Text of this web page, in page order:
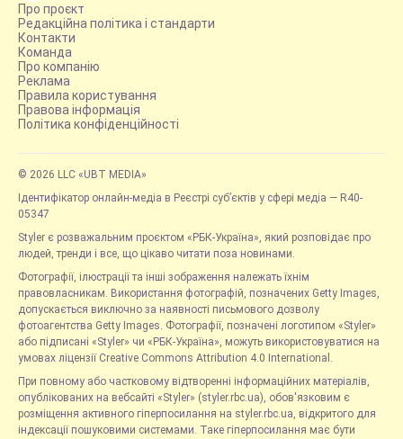
Про проєкт
Редакційна політика і стандарти
Контакти
Команда
Про компанію
Реклама
Правила користування
Правова інформація
Політика конфіденційності
© 2026 LLC «UBT MEDIA»
Ідентифікатор онлайн-медіа в Реєстрі суб’єктів у сфері медіа — R40-
05347
Styler є розважальним проєктом «РБК-Україна», який розповідає про
людей, тренди і все, що цікаво читати поза новинами.
Фотографії, ілюстрації та інші зображення належать їхнім
правовласникам. Використання фотографій, позначених Getty Images,
допускається виключно за наявності письмового дозволу
фотоагентства Getty Images. Фотографії, позначені логотипом «Styler»
або підписані «Styler» чи «РБК-Україна», можуть використовуватися на
умовах ліцензії Creative Commons Attribution 4.0 International.
При повному або частковому відтворенні інформаційних матеріалів,
опублікованих на вебсайті «Styler» (styler.rbc.ua), обов'язковим є
розміщення активного гіперпосилання на styler.rbc.ua, відкритого для
індексації пошуковими системами. Таке гіперпосилання має бути